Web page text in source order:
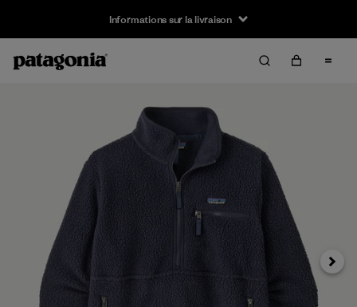
Informations sur la livraison